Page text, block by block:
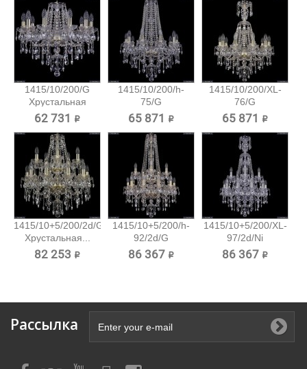
1415/10/200/G
Хрустальная
подвесная...
62 731 ₽
1415/10/200/h-
75/G
Хрустальная...
65 871 ₽
1415/10/200/XL-
76/G
Хрустальная...
65 871 ₽
1415/10+5/200/2d/G
Хрустальная...
82 253 ₽
1415/10+5/200/h-
92/2d/G
Хрустальная...
86 367 ₽
1415/10+5/200/XL-
97/2d/Ni
Хрустальная...
86 367 ₽
Рассылка